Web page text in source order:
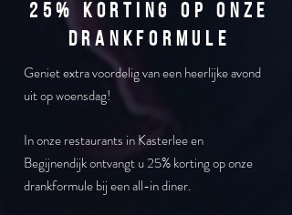
25% korting op onze
drankformule
Geniet extra voordelig van een heerlijke avond
uitop woensdag!
In onze restaurants in Kasterlee en
Begijnendijkontvangt u 25% korting op onze
drankformulebij een all-in diner.